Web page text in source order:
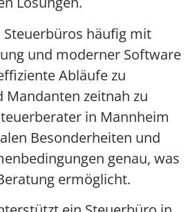
häufig mit
und moderner Software
Abläufe zu
Mandanten zeitnah zu
in Mannheim
Besonderheiten und
genau, was
ermöglicht.